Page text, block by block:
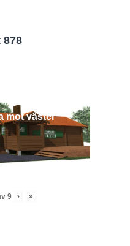
878
mot väster
9 › »